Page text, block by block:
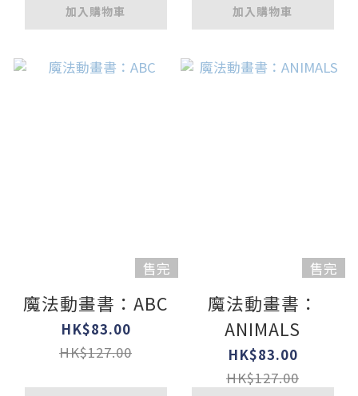
加入購物車 加入購物車
售完
魔法動畫書：ABC
HK$83.00
HK$127.00
售完
魔法動畫書：
ANIMALS
HK$83.00
HK$127.00